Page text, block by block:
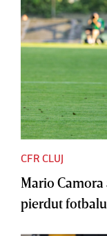
CFR CLUJ
Mario Camora
pierdut